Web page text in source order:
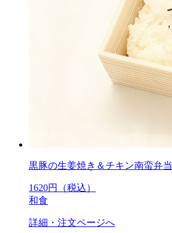
黒豚の生姜焼き＆チキン南蛮弁当
1620円（税込）
和食
詳細・注文ページへ